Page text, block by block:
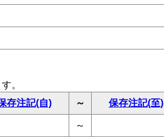
。
存注記(自) ～ 保存注記(至)
～